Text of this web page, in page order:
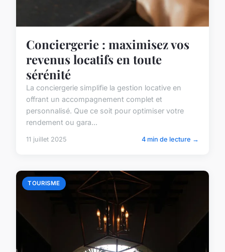
Conciergerie : maximisez vos
revenus locatifs en toute
sérénité
La conciergerie simplifie la gestion locative en
offrant un accompagnement complet et
personnalisé. Que ce soit pour optimiser votre
rendement ou gara...
11 juillet 2025 4 min de lecture →
TOURISME